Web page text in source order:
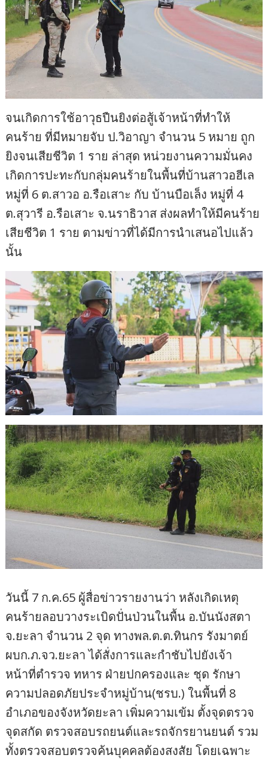
จนเกิดการใช้อาวุธปืนยิงต่อสู้เจ้าหน้าที่ทำให้
คนร้าย ที่มีหมายจับ ป.วิอาญา จำนวน 5 หมาย ถูก
ยิงจนเสียชีวิต 1 ราย ล่าสุด หน่วยงานความมั่นคง
เกิดการปะทะกับกลุ่มคนร้ายในพื้นที่บ้านสาวอฮีเล
หมู่ที่ 6 ต.สาวอ อ.รือเสาะ กับ บ้านบือเล็ง หมู่ที่ 4
ต.สุวารี อ.รือเสาะ จ.นราธิวาส ส่งผลทำให้มีคนร้าย
เสียชีวิต 1 ราย ตามข่าวที่ได้มีการนำเสนอไปแล้ว
นั้น
วันนี้ 7 ก.ค.65 ผู้สื่อข่าวรายงานว่า หลังเกิดเหตุ
คนร้ายลอบวางระเบิดปั่นป่วนในพื้น อ.บันนังสตา
จ.ยะลา จำนวน 2 จุด ทางพล.ต.ต.ทินกร รังมาตย์
ผบก.ภ.จว.ยะลา ได้สั่งการและกำชับไปยังเจ้า
หน้าที่ตำรวจ ทหาร ฝ่ายปกครองและ ชุด รักษา
ความปลอดภัยประจำหมู่บ้าน(ชรบ.) ในพื้นที่ 8
อำเภอของจังหวัดยะลา เพิ่มความเข้ม ตั้งจุดตรวจ
จุดสกัด ตรวจสอบรถยนต์และรถจักรยานยนต์ รวม
ทั้งตรวจสอบตรวจค้นบุคคลต้องสงสัย โดยเฉพาะ